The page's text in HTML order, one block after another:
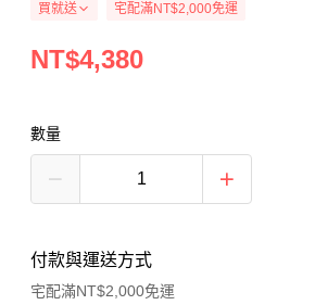
買就送 宅配滿NT$2,000免運
NT$4,380
數量
付款與運送方式
宅配滿NT$2,000免運